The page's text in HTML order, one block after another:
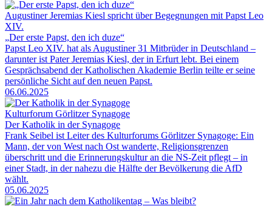
Augustiner Jeremias Kiesl spricht über Begegnungen mit Papst Leo
XIV.
„Der erste Papst, den ich duze“
Papst Leo XIV. hat als Augustiner 31 Mitbrüder in Deutschland –
darunter ist Pater Jeremias Kiesl, der in Erfurt lebt. Bei einem
Gesprächsabend der Katholischen Akademie Berlin teilte er seine
persönliche Sicht auf den neuen Papst.
06.06.2025
Kulturforum Görlitzer Synagoge
Der Katholik in der Synagoge
Frank Seibel ist Leiter des Kulturforums Görlitzer Synagoge: Ein
Mann, der von West nach Ost wanderte, Religionsgrenzen
überschritt und die Erinnerungskultur an die NS-Zeit pflegt – in
einer Stadt, in der nahezu die Hälfte der Bevölkerung die AfD
wählt.
05.06.2025